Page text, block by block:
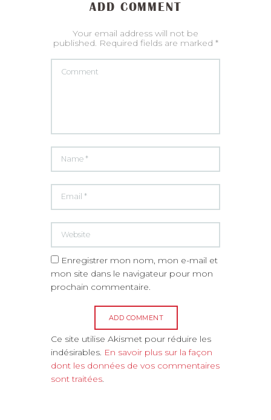
ADD COMMENT
Your email address will not be
published. Required fields are marked *
Enregistrer mon nom, mon e-mail et
mon site dans le navigateur pour mon
prochain commentaire.
A
l
t
e
Ce site utilise Akismet pour réduire les
indésirables. En savoir plus sur la façon
dont les données de vos commentaires
sont traitées.